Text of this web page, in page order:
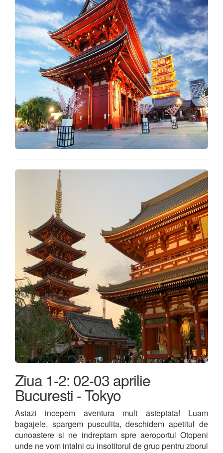
Ziua 1-2: 02-03 aprilie
Bucuresti - Tokyo
Astazi incepem aventura mult asteptata! Luam
bagajele, spargem pusculita, deschidem apetitul de
cunoastere si ne indreptam spre aeroportul Otopeni
unde ne vom intalni cu insotitorul de grup pentru zborul